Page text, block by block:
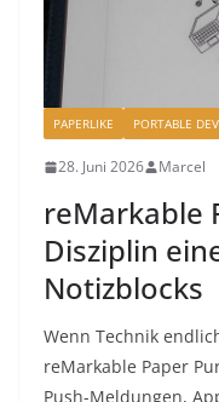
PAPERLIKE PORTABLE
28. Juni 2026 Marcel
reMarkable
Disziplin
Notizblocks
Wenn Technik
reMarkable Paper
Push-Meldungen,